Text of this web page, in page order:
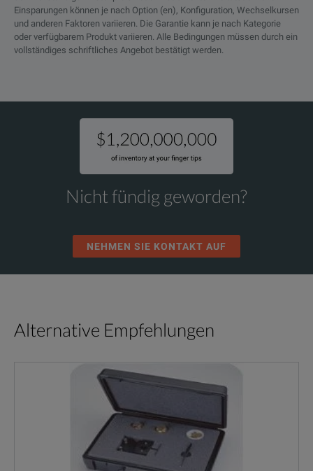
Einsparungen können je nach Option (en), Konfiguration, Wechselkursen
und anderen Faktoren variieren. Die Garantie kann je nach Kategorie
oder verfügbarem Produkt variieren. Alle Bedingungen müssen durch ein
vollständiges schriftliches Angebot bestätigt werden.
Nicht fündig geworden?
NEHMEN SIE KONTAKT AUF
Alternative Empfehlungen